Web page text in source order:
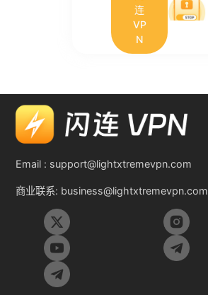
连
VP
N
Email : support@lightxtremevpn.com
商业联系: business@lightxtremevpn.com